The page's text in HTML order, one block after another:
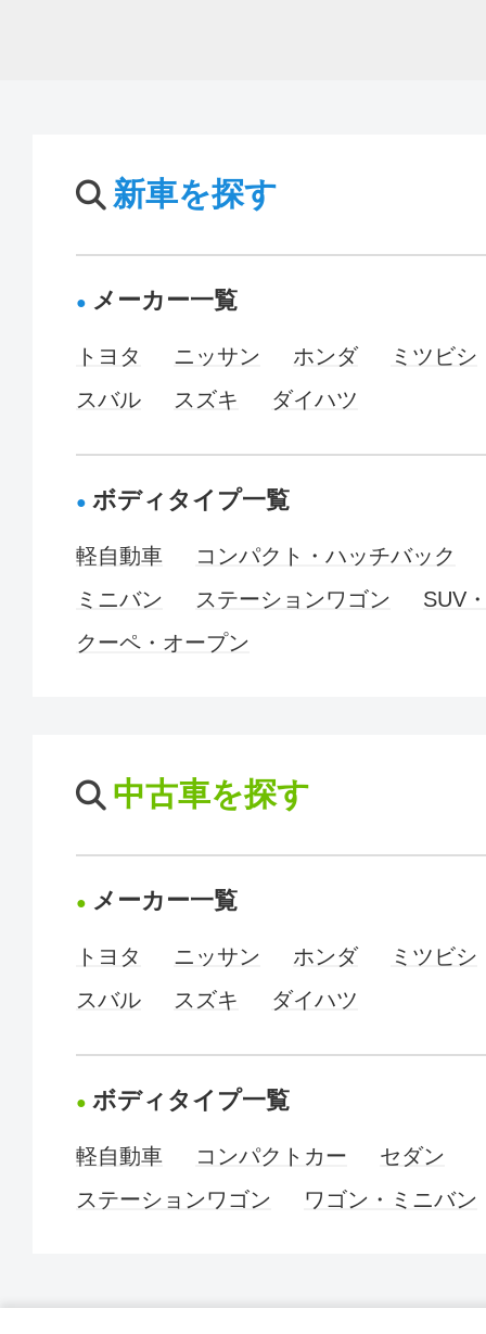
新車を探す
メーカー一覧
トヨタ ニッサン ホンダ
ミツビシ
スバル
スズキ ダイハツ
ボディタイプ一覧
軽自動車
コンパクト・ハッチバック
ミニバン
ステーションワゴン
SUV
クーペ・オープン
中古車を探す
メーカー一覧
トヨタ ニッサン ホンダ
ミツビシ
スバル
スズキ ダイハツ
ボディタイプ一覧
軽自動車 コンパクトカー
セダン
ステーションワゴン
ワゴン・ミニバン